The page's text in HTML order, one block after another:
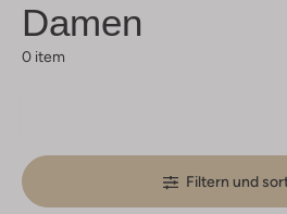
Damen
0 item
Filtern und